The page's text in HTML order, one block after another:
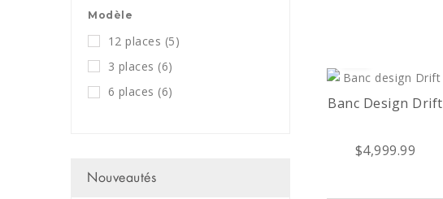
Modèle
12 places (5)
3 places (6)
6 places (6)
Nouveautés
Banc Design Drift
$4,999.99